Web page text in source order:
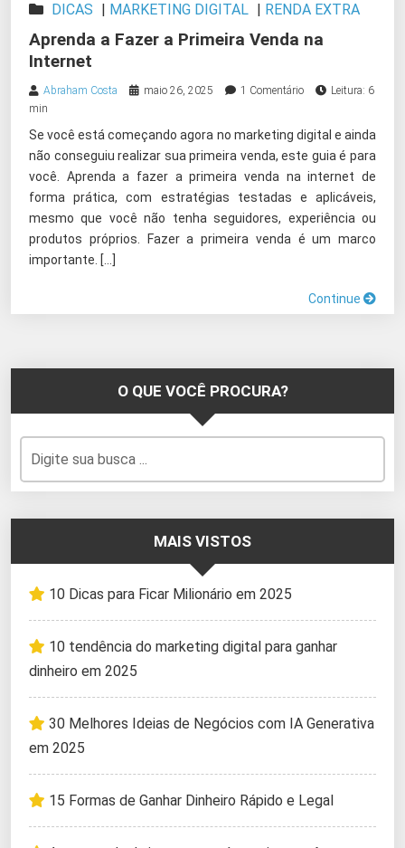
DICAS | MARKETING DIGITAL | RENDA EXTRA
Aprenda a Fazer a Primeira Venda na
Internet
Abraham Costa maio 26, 2025 1 Comentário
Leitura: 6
min
Se você está começando agora no marketing digital e ainda
não conseguiu realizar sua primeira venda, este guia é para
você. Aprenda a fazer a primeira venda na internet de
forma prática, com estratégias testadas e aplicáveis,
mesmo que você não tenha seguidores, experiência ou
produtos próprios. Fazer a primeira venda é um marco
importante. […]
Continue
O QUE VOCÊ PROCURA?
MAIS VISTOS
10 Dicas para Ficar Milionário em 2025
10 tendência do marketing digital para ganhar
dinheiro em 2025
30 Melhores Ideias de Negócios com IA Generativa
em 2025
15 Formas de Ganhar Dinheiro Rápido e Legal